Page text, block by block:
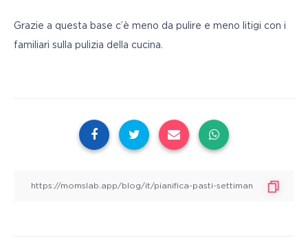
Grazie a questa base c’è meno da pulire e meno litigi con i
familiari sulla pulizia della cucina.